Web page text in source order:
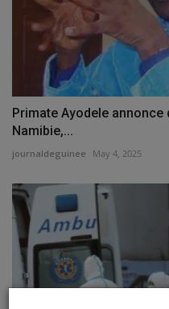
Primate Ayodele
Namibie,...
journaldeguinee May 4, 2025